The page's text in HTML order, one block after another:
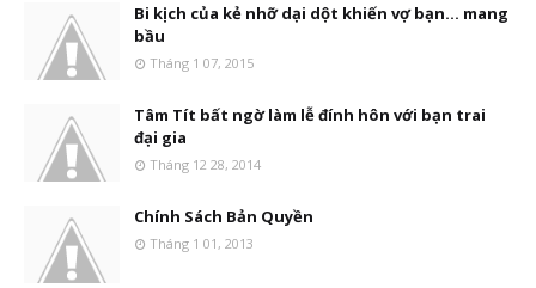
Bi kịch của kẻ nhỡ dại dột khiến vợ bạn... mang
bầu
Tháng 1 07, 2015
Tâm Tít bất ngờ làm lễ đính hôn với bạn trai
đại gia
Tháng 12 28, 2014
Chính Sách Bản Quyền
Tháng 1 01, 2013